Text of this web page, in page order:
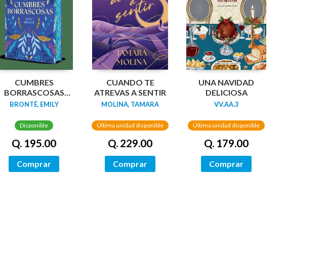
CUMBRES
BORRASCOSAS
(EDICION LIMITADA
TINTADOS)
BRONTË, EMILY
Disponible
Q. 195.00
Comprar
CUANDO TE
ATREVAS A SENTIR
MOLINA, TAMARA
Última unidad disponible
Q. 229.00
Comprar
UNA NAVIDAD
DELICIOSA
VV.AA.3
Última unidad disponible
Q. 179.00
Comprar